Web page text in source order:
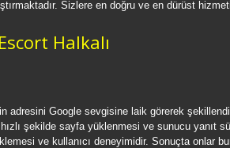
Sizlere en doğru ve en dürüst
adresini Google sevgisine laik görerek
şekilde sayfa yüklenmesi ve sunucu yanıt
ve kullanıcı deneyimidir. Sonuçta onlar
Escort Halkalı